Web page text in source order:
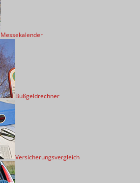
Messekalender
Bußgeldrechner
Versicherungsvergleich